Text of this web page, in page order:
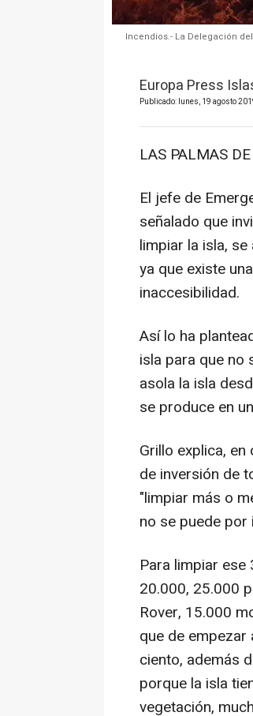
Incendios.- La Delegación
Europa Press
Publicado: lunes, 19 agosto
LAS PALMAS
El jefe de
señalado que
limpiar la isla,
ya que existe
inaccesibilidad.
Así lo ha
isla para que no
asola la isla
se produce en
Grillo explica,
de inversión de
"limpiar más o
no se puede por
Para limpiar
20.000, 25.000
Rover, 15.000
que de
ciento, además
porque la isla
vegetación,